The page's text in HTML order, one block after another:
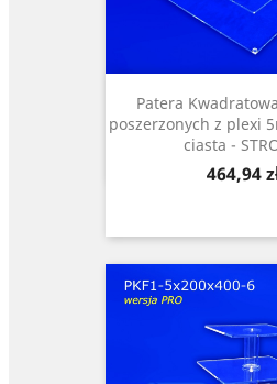
Patera
poszerzonych z plexi
ciasta -
Cena
464,94